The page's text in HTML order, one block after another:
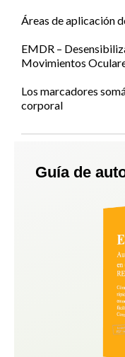
Áreas de aplicación
EMDR –
Movimientos
Los marcadores
corporal
Guía de